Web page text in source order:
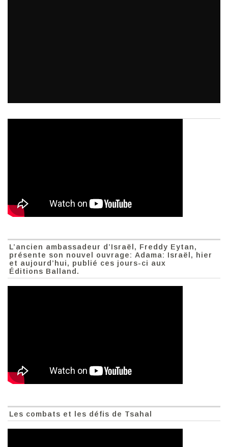
L’ancien ambassadeur d’Israël, Freddy Eytan,
présente son nouvel ouvrage: Adama: Israël, hier
et aujourd’hui, publié ces jours-ci aux
Éditions Balland.
Les combats et les défis de Tsahal